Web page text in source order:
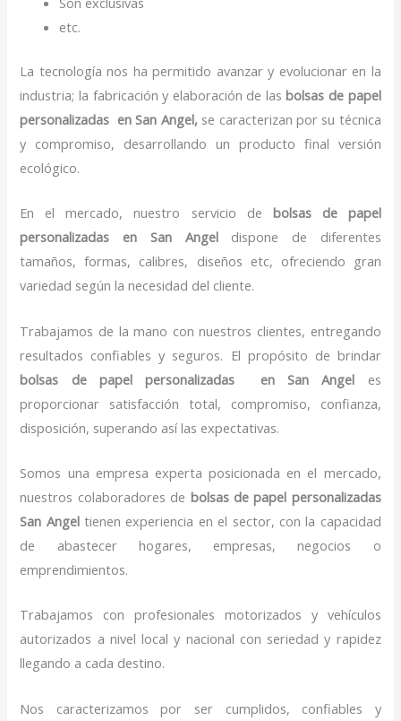
etc.
La tecnología nos ha permitido avanzar y evolucionar en la
industria; la fabricación y elaboración de lasbolsas de papel
personalizadas en San Angel, se caracterizan por su técnica
y compromiso, desarrollando un producto final versión
ecológico.
En el mercado, nuestro servicio de bolsas de papel
personalizadas en San Angel dispone de diferentes
tamaños, formas, calibres, diseños etc, ofreciendo gran
variedad según la necesidad del cliente.
Trabajamos de la mano con nuestros clientes, entregando
resultados confiables y seguros. El propósito de brindar
bolsas de papel personalizadas en San Angel es
proporcionar satisfacción total, compromiso, confianza,
disposición, superando así las expectativas.
Somos una empresa experta posicionada en el mercado,
nuestros colaboradores de bolsas de papel personalizadas
San Angeltienen experiencia en el sector, con la capacidad
de abastecer hogares, empresas, negocios o
emprendimientos.
Trabajamos con profesionales motorizados y vehículos
autorizados a nivel local y nacional con seriedad y rapidez
llegando a cada destino.
Nos caracterizamos por ser cumplidos, confiables y